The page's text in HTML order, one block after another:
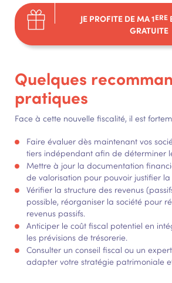
JE PROFITE DE MA 1ERE
GRATUITE
Quelques
pratiques
Face à cette nouvelle fiscalité, il est
Faire évaluer dès maintenant vos
tiers indépendant afin de déterminer
Mettre à jour la documentation
de valorisation pour pouvoir justifier
Vérifier la structure des revenus
possible, réorganiser la société pour
revenus passifs.
Anticiper le coût fiscal potentiel en
les prévisions de trésorerie.
Consulter un conseil fiscal ou un
adapter votre stratégie patrimoniale